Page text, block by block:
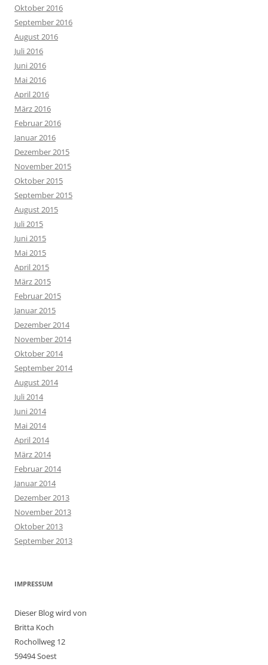
Oktober 2016
September 2016
August 2016
Juli 2016
Juni 2016
Mai 2016
April 2016
März 2016
Februar 2016
Januar 2016
Dezember 2015
November 2015
Oktober 2015
September 2015
August 2015
Juli 2015
Juni 2015
Mai 2015
April 2015
März 2015
Februar 2015
Januar 2015
Dezember 2014
November 2014
Oktober 2014
September 2014
August 2014
Juli 2014
Juni 2014
Mai 2014
April 2014
März 2014
Februar 2014
Januar 2014
Dezember 2013
November 2013
Oktober 2013
September 2013
IMPRESSUM
Dieser Blog wird von
Britta Koch
Rochollweg 12
59494 Soest